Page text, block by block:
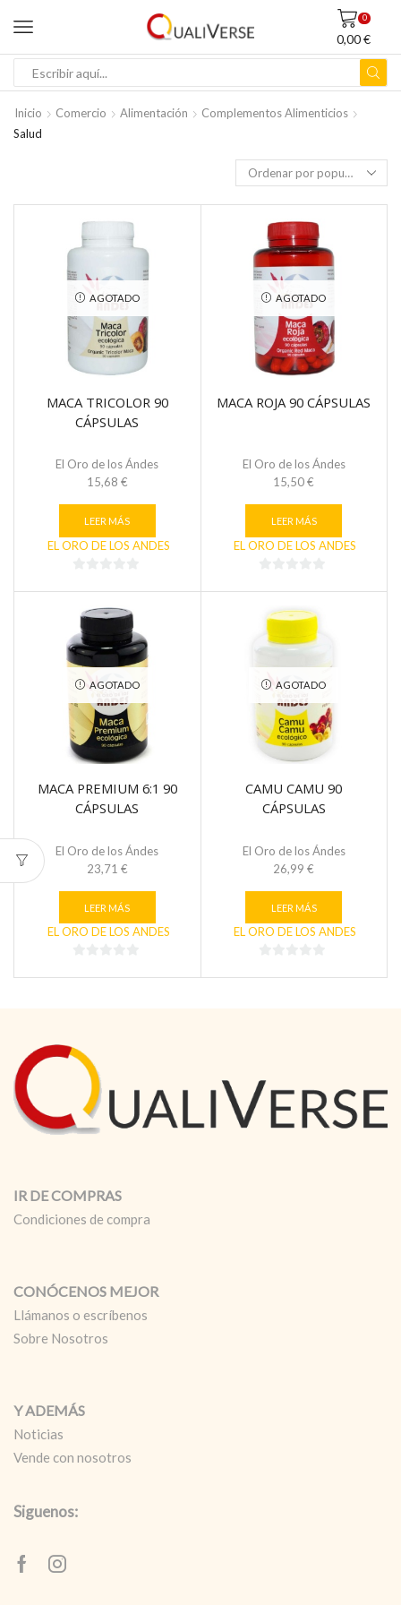
0
0,00€
BÚSQUEDA
Inicio Comercio Alimentación
Complementos Alimenticios
Salud
AGOTADO
MACA TRICOLOR 90
CÁPSULAS
El Oro de los Ándes
15,68 €
LEER MÁS
EL ORO DE LOS ANDES
AGOTADO
MACA ROJA 90 CÁPSULAS
El Oro de los Ándes
15,50€
LEER MÁS
EL ORO DE LOS ANDES
5
AGOTADO
MACA PREMIUM 6:1 90
CÁPSULAS
El Oro de los Ándes
23,71 €
LEER MÁS
EL ORO DE LOS ANDES
AGOTADO
CAMU CAMU 90
CÁPSULAS
El Oro de los Ándes
26,99€
LEER MÁS
EL ORO DE LOS ANDES
IR DE COMPRAS
Condiciones de compra
CONÓCENOS MEJOR
Llámanos o escríbenos
Sobre Nosotros
Y ADEMÁS
Noticias
Vende con nosotros
Siguenos:
FacebookInstagram